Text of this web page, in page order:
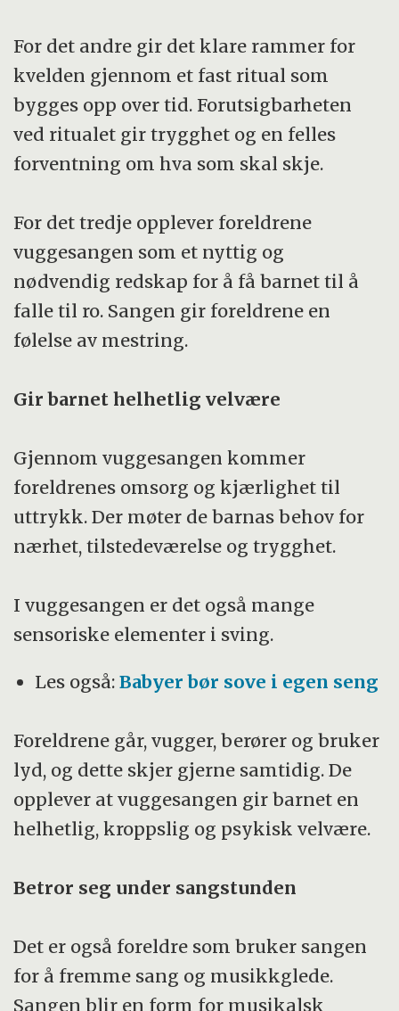
For det andre gir det klare rammer for
kvelden gjennom et fast ritual som
bygges opp over tid. Forutsigbarheten
ved ritualet gir trygghet og en felles
forventning om hva som skal skje.
For det tredje opplever foreldrene
vuggesangen som et nyttig og
nødvendig redskap for å få barnet til å
falle til ro. Sangen gir foreldrene en
følelse av mestring.
Gir barnet helhetlig velvære
Gjennom vuggesangen kommer
foreldrenes omsorg og kjærlighet til
uttrykk. Der møter de barnas behov for
nærhet, tilstedeværelse og trygghet.
I vuggesangen er det også mange
sensoriske elementer i sving.
Les også:Babyer bør sove i egen seng
Foreldrene går, vugger, berører og bruker
lyd, og dette skjer gjerne samtidig. De
opplever at vuggesangen gir barnet en
helhetlig, kroppslig og psykisk velvære.
Betror seg under sangstunden
Det er også foreldre som bruker sangen
for å fremme sang og musikkglede.
Sangen blir en form for musikalsk